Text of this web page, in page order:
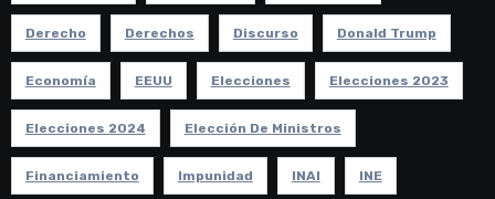
Derecho Derechos Discurso Donald Trump
Economía EEUU Elecciones Elecciones 2023
Elecciones 2024 Elección De Ministros
Financiamiento Impunidad INAI INE